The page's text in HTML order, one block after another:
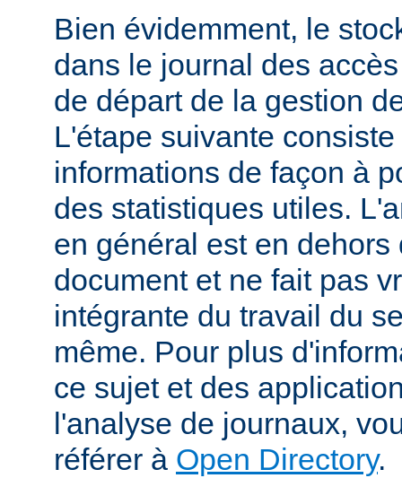
Bien évidemment, le
dans le journal des
de départ de la gestion
L'étape suivante
informations de façon à
des statistiques utiles.
en général est en dehors
document et ne fait pas
intégrante du travail du
même. Pour plus
ce sujet et des
l'analyse de journaux,
référer à Open Directory.